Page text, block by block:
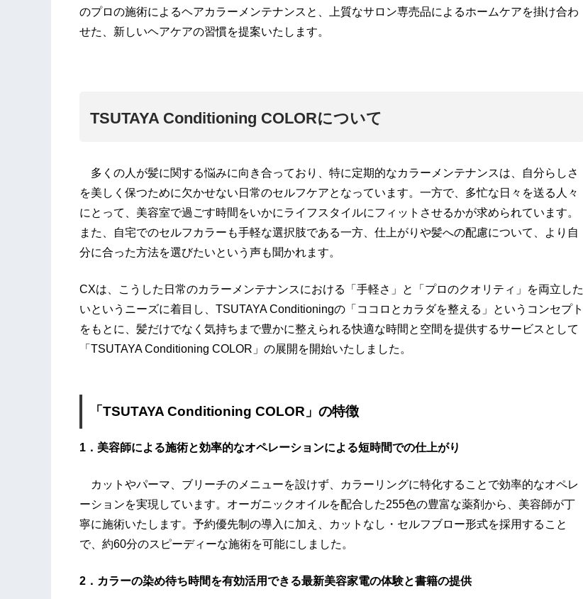
のプロの施術によるヘアカラーメンテナンスと、上質なサロン専売品によるホームケアを掛け合わ
せた、新しいヘアケアの習慣を提案いたします。
TSUTAYA Conditioning COLORについて
多くの人が髪に関する悩みに向き合っており、特に定期的なカラーメンテナンスは、自分らしさ
を美しく保つために欠かせない日常のセルフケアとなっています。一方で、多忙な日々を送る人々
にとって、美容室で過ごす時間をいかにライフスタイルにフィットさせるかが求められています。
また、自宅でのセルフカラーも手軽な選択肢である一方、仕上がりや髪への配慮について、より自
分に合った方法を選びたいという声も聞かれます。
CXは、こうした日常のカラーメンテナンスにおける「手軽さ」と「プロのクオリティ」を両立した
いというニーズに着目し、TSUTAYA Conditioningの「ココロとカラダを整える」というコンセプト
をもとに、髪だけでなく気持ちまで豊かに整えられる快適な時間と空間を提供するサービスとして
「TSUTAYA Conditioning COLOR」の展開を開始いたしました。
「TSUTAYA Conditioning COLOR」の特徴
1．美容師による施術と効率的なオペレーションによる短時間での仕上がり
カットやパーマ、ブリーチのメニューを設けず、カラーリングに特化することで効率的なオペレ
ーションを実現しています。オーガニックオイルを配合した255色の豊富な薬剤から、美容師が丁
寧に施術いたします。予約優先制の導入に加え、カットなし・セルフブロー形式を採用すること
で、約60分のスピーディーな施術を可能にしました。
2．カラーの染め待ち時間を有効活用できる最新美容家電の体験と書籍の提供